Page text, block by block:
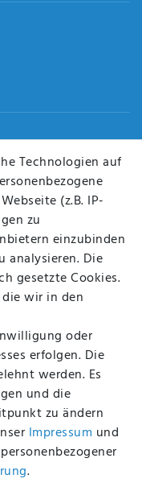
MIT
Technologien auf
(z.B. IP-
zu
einzubinden
analysieren. Die
gesetzte Cookies.
wir in den
oder
erfolgen. Die
werden. Es
und die
zu ändern
Impressum und
.